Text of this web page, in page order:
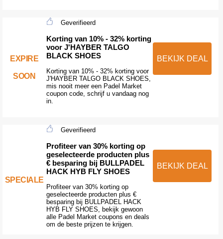
EXPIRE
SOON
Geverifieerd
Korting van 10% - 32% korting
voor J'HAYBER TALGO
BLACK SHOES
Korting van 10% - 32% korting voor
J'HAYBER TALGO BLACK SHOES,
mis nooit meer een Padel Market
coupon code, schrijf u vandaag nog
in.
BEKIJK DEAL
SPECIALE
Geverifieerd
Profiteer van 30% korting op
geselecteerde producten plus
€ besparing bij BULLPADEL
HACK HYB FLY SHOES
Profiteer van 30% korting op
geselecteerde producten plus €
besparing bij BULLPADEL HACK
HYB FLY SHOES, bekijk gewoon
alle Padel Market coupons en deals
om de beste prijzen te krijgen.
BEKIJK DEAL